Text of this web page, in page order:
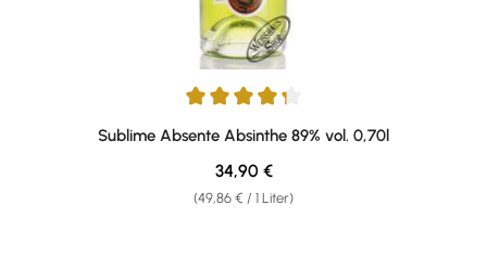
Durchschnittliche Bewertung von 4.25 von 5 Sternen
Sublime Absente Absinthe 89% vol. 0,70l
(49,86 € / 1 Liter)
Regulärer Preis:
34,90 €